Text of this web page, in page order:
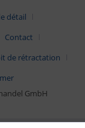
détail
Contact
de rétractation
GmbH